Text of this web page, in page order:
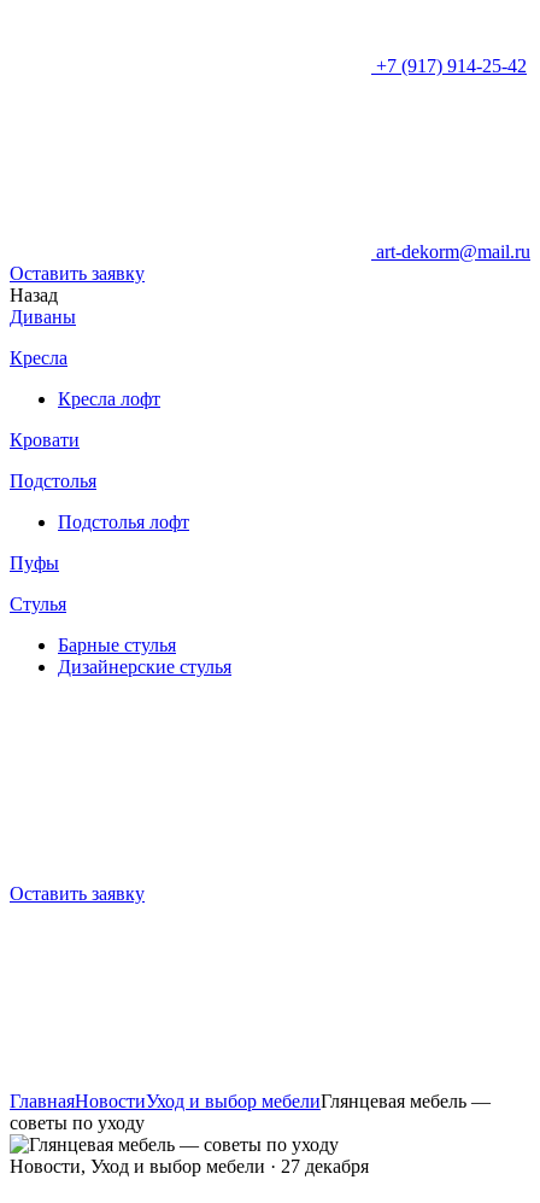
+7 (917) 914-25-42
art-dekorm@mail.ru
Оставить заявку
Назад
Диваны
Кресла
Кресла лофт
Кровати
Подстолья
Подстолья лофт
Пуфы
Стулья
Барные cтулья
Дизайнерские cтулья
Оставить заявку
ГлавнаяНовостиУход и выбор мебелиГлянцевая мебель —
советы по уходу
Новости, Уход и выбор мебели · 27 декабря